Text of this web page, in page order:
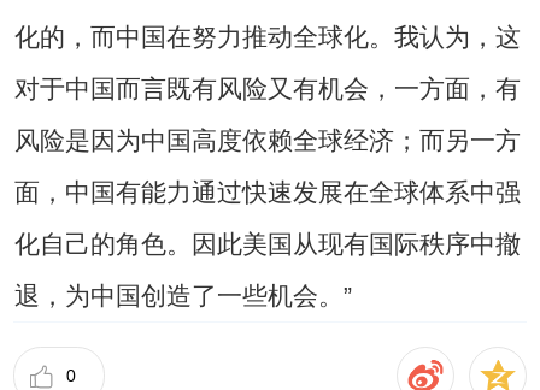
化的，而中国在努力推动全球化。我认为，这
对于中国而言既有风险又有机会，一方面，有
风险是因为中国高度依赖全球经济；而另一方
面，中国有能力通过快速发展在全球体系中强
化自己的角色。因此美国从现有国际秩序中撤
退，为中国创造了一些机会。”
0